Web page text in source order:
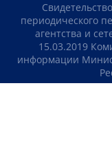
периодического
агентства и
15.03.2019
информации